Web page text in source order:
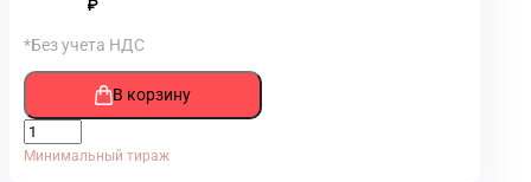
₽
*Без учета НДС
В корзину
Минимальный тираж